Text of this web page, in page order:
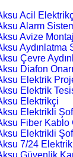
Acil
Alarm
Avize
Aydınlatma
Çevre
Diafon
Elektrik
Elektrik
Elektrikçi
Elektrikli
Fiber Kablo
Elektrikli
7/24 Elektrik
Güvenlik